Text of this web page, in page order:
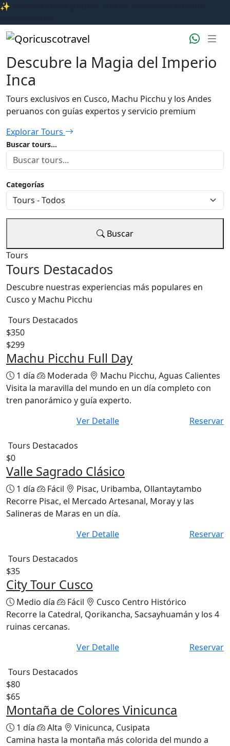
✨ Reserva ahora y obtén 10% de descuento en tours
Descubre la Magia del Imperio
Inca
Tours exclusivos en Cusco, Machu Picchu y los Andes
peruanos con guías expertos y servicio premium
Explorar Tours
Buscar tours...
Categorías
Buscar
Tours
Tours Destacados
Descubre nuestras experiencias más populares en
Cusco y Machu Picchu
Tours Destacados
$350
$299
Machu Picchu Full Day
1 día Moderada
Machu Picchu, Aguas Calientes
Visita la maravilla del mundo en un día completo con
tren panorámico y guía experto.
Ver Detalle
Reservar
Tours Destacados
$0
Valle Sagrado Clásico
1 día Fácil
Pisac, Uribamba, Ollantaytambo
Recorre Pisac, el Mercado Artesanal, Moray y las
Salineras de Maras en un día.
Ver Detalle
Reservar
Tours Destacados
$35
City Tour Cusco
Medio día Fácil
Cusco Centro Histórico
Recorre la Catedral, Qorikancha, Sacsayhuamán y los 4
ruinas cercanas.
Ver Detalle
Reservar
Tours Destacados
$80
$65
Montaña de Colores Vinicunca
1 día Alta
Vinicunca, Cusipata
Camina hasta la montaña más colorida del mundo a